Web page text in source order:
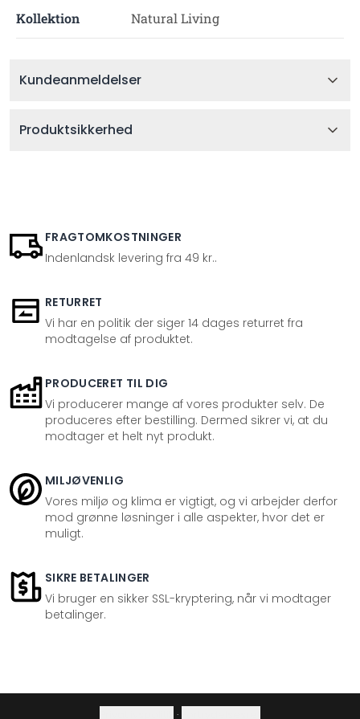
Kollektion Natural Living
Kundeanmeldelser
Produktsikkerhed
FRAGTOMKOSTNINGER
Indenlandsk levering fra 49 kr..
RETURRET
Vi har en politik der siger 14 dages returret fra
modtagelse af produktet.
PRODUCERET TIL DIG
Vi producerer mange af vores produkter selv. De
produceres efter bestilling. Dermed sikrer vi, at du
modtager et helt nyt produkt.
MILJØVENLIG
Vores miljø og klima er vigtigt, og vi arbejder derfor
mod grønne løsninger i alle aspekter, hvor det er
muligt.
SIKRE BETALINGER
Vi bruger en sikker SSL-kryptering, når vi modtager
betalinger.
·